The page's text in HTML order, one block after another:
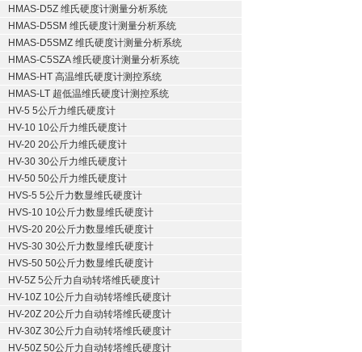
HMAS-D5Z 维氏硬度计测量分析系统
HMAS-D5SM 维氏硬度计测量分析系统
HMAS-D5SMZ 维氏硬度计测量分析系统
HMAS-C5SZA 维氏硬度计测量分析系统
HMAS-HT 高温维氏硬度计测控系统
HMAS-LT 超低温维氏硬度计测控系统
HV-5 5公斤力维氏硬度计
HV-10 10公斤力维氏硬度计
HV-20 20公斤力维氏硬度计
HV-30 30公斤力维氏硬度计
HV-50 50公斤力维氏硬度计
HVS-5 5公斤力数显维氏硬度计
HVS-10 10公斤力数显维氏硬度计
HVS-20 20公斤力数显维氏硬度计
HVS-30 30公斤力数显维氏硬度计
HVS-50 50公斤力数显维氏硬度计
HV-5Z 5公斤力自动转塔维氏硬度计
HV-10Z 10公斤力自动转塔维氏硬度计
HV-20Z 20公斤力自动转塔维氏硬度计
HV-30Z 30公斤力自动转塔维氏硬度计
HV-50Z 50公斤力自动转塔维氏硬度计